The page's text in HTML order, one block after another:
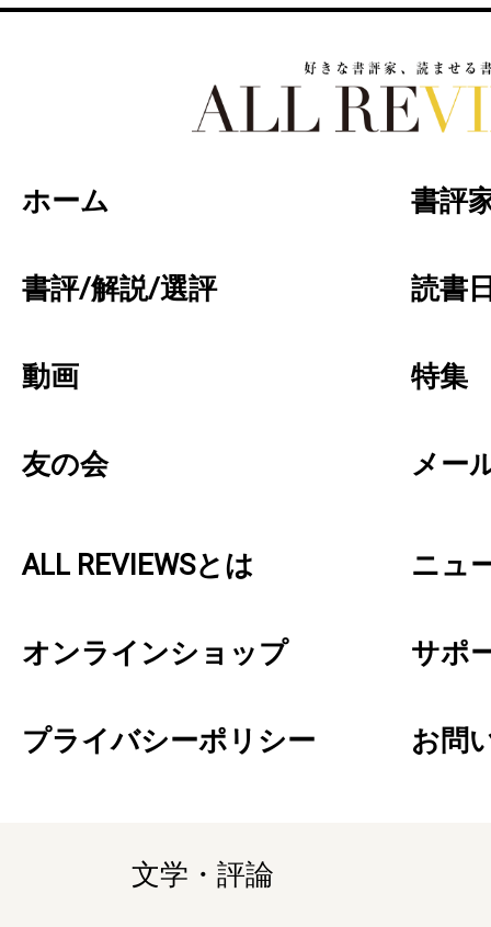
ホーム 書評
書評/解説/選評 読書
動画 特集
友の会 メー
ALL REVIEWSとは ニュ
オンラインショップ サポ
プライバシーポリシー お問
文学・評論